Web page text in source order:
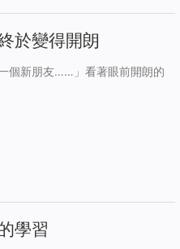
於變得開朗
個新朋友……」看著眼前開朗的
學習